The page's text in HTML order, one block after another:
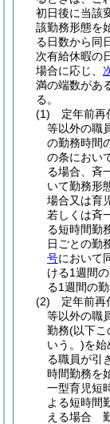
初日後に当該
該勤務形態を
る日数から同
次有給休暇の
場合に応じ、
満の端数があ
る。
(1)
定年前再
等以外の職
の勤務時間
の条におい
る場合、斉
いて勤務形
場合又は育
若しくは斉
る短時間勤
日ごとの勤
号において
ける1週間
る1週間の
(2)
定年前再
等以外の職
勤務(以下こ
いう。)を始
る職員が引
時間勤務を
一型育児短
よる短時間
える場合